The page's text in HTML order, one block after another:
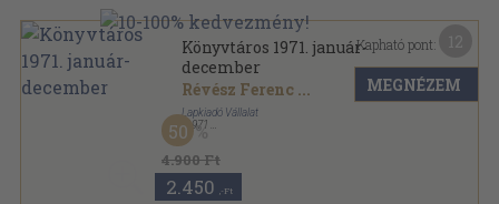
Könyvtáros 1971. január-
december
Révész Ferenc ...
Lapkiadó Vállalat
, 1971
Könyvkötői kötés
Könyvtáros sorozat
4.900 Ft
50
2.450 ,-Ft
Kapható pont:
MEGNÉZEM